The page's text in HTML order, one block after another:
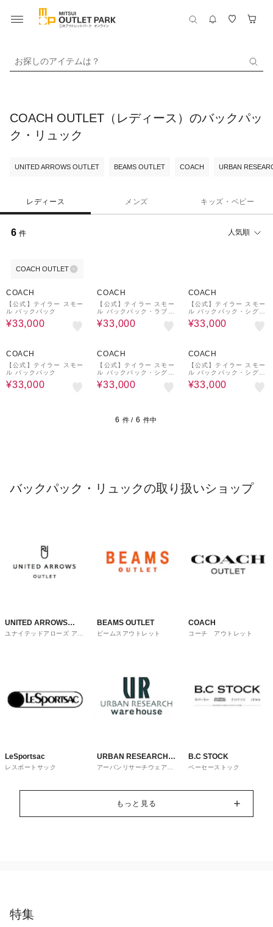
お探しのアイテムは？
COACH OUTLET（レディース）のバックパッ
ク・リュック
UNITED ARROWS OUTLET BEAMS OUTLET COACH URBAN
レディース メンズ キッズ・ベビー
6 件 人気順
COACH OUTLET
COACH
【公式】テイラー スモー
ル バックパック
¥33,000
COACH
【公式】テイラー スモー
ル バックパック・ラブド
レザー
¥33,000
COACH
【公式】テイラー スモー
ル バックパック・シグネ
チャー キャンバス
¥33,000
COACH
【公式】テイラー スモー
ル バックパック
¥33,000
COACH
【公式】テイラー スモー
ル バックパック・シグネ
チャー キャンバス
¥33,000
COACH
【公式】テイラー スモー
ル バックパック・シグネ
チャー キャンバス
¥33,000
6 件 / 6 件中
バックパック・リュックの取り扱いショップ
UNITED ARROWS
OUTLET
ユナイテッドアローズ アウ
BEAMS OUTLET
ビームスアウトレット
COACH
コーチ アウトレット
LeSportsac
レスポートサック
URBAN RESEARCH
ware house
アーバンリサーチウェアハ
B.C STOCK
ベーセーストック
もっと見る
特集